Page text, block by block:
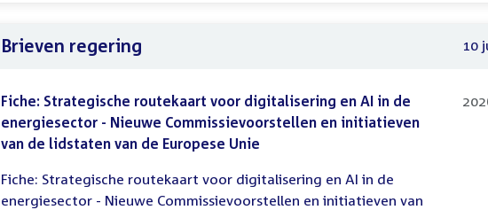
Brieven regering 10
Fiche: Strategische routekaart voor digitalisering en AI in de
energiesector - Nieuwe Commissievoorstellen en initiatieven
van de lidstaten van de Europese Unie
Fiche: Strategische routekaart voor digitalisering en AI in de
energiesector - Nieuwe Commissievoorstellen en initiatieven van